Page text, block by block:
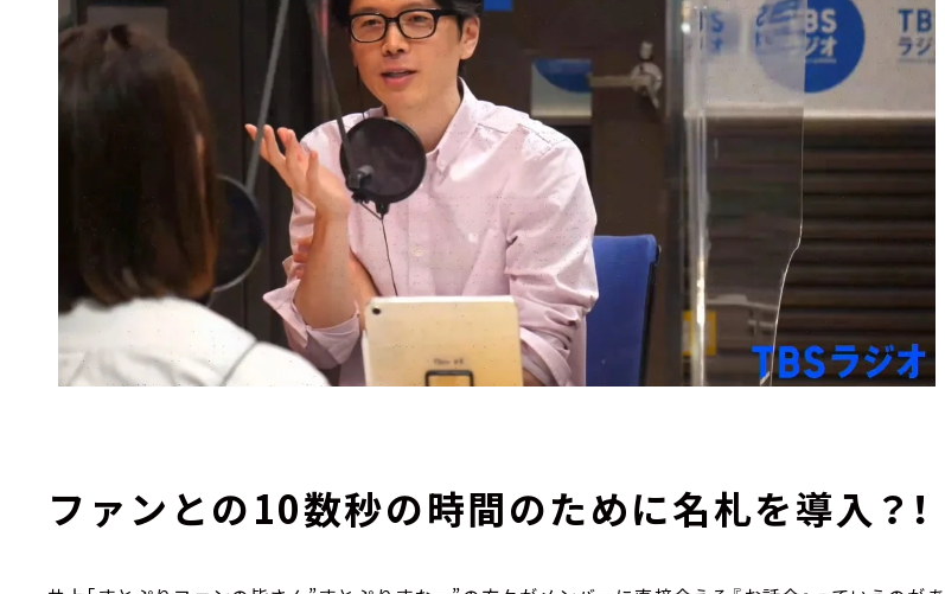
ファンとの10数秒の時間のために名札を導入？！